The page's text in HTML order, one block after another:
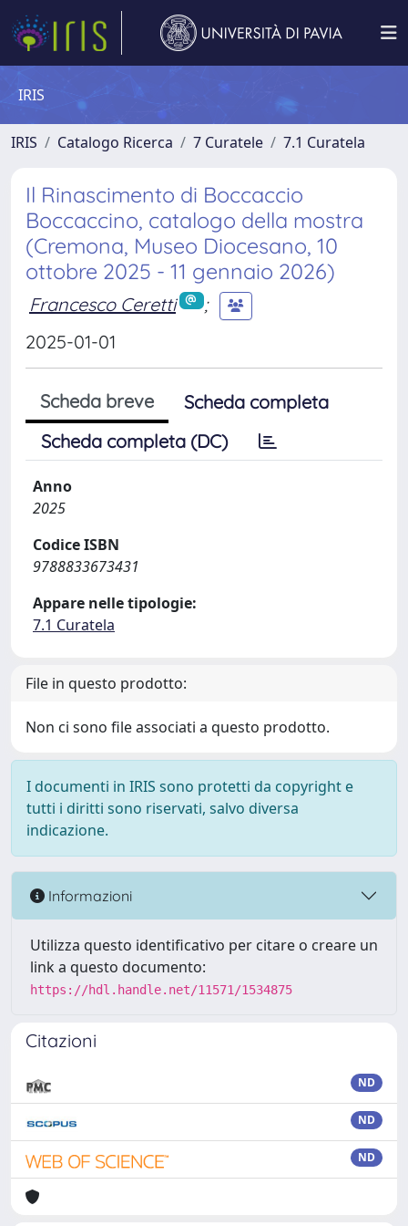
IRIS
IRIS Catalogo Ricerca 7 Curatele 7.1 Curatela
Il Rinascimento di Boccaccio
Boccaccino, catalogo della mostra
(Cremona, Museo Diocesano, 10
ottobre 2025 - 11 gennaio 2026)
Francesco Ceretti
;
2025-01-01
Scheda breve
Scheda completa
Scheda completa (DC)
Anno
2025
Codice ISBN
9788833673431
Appare nelle tipologie:
7.1 Curatela
File in questo prodotto:
Non ci sono file associati a questo prodotto.
I documenti in IRIS sono protetti da copyright e
tutti i diritti sono riservati, salvo diversa
indicazione.
Informazioni
Utilizza questo identificativo per citare o creare un
link a questo documento:
https://hdl.handle.net/11571/1534875
Citazioni
ND
ND
ND